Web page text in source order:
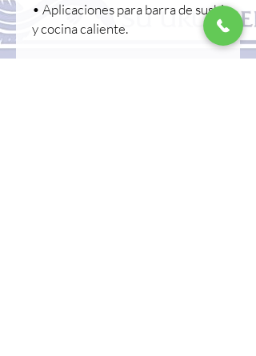
• Aplicaciones para barra de sushi
y cocina caliente.